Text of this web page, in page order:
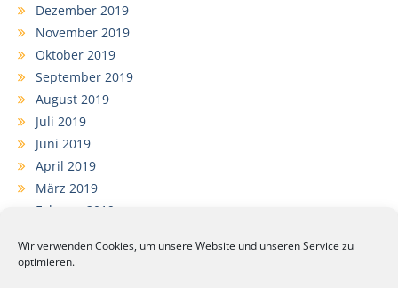
Wir verwenden Cookies, um unsere Website und unseren Service zu
optimieren.
Dezember 2019
November 2019
Oktober 2019
September 2019
August 2019
Juli 2019
Juni 2019
April 2019
März 2019
Februar 2019
Dezember 2018